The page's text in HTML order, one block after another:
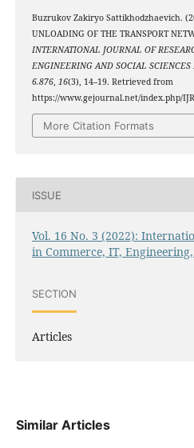
Buzrukov Zakiryo Sattikhodzhaevich.
UNLOADING OF THE TRANSPORT
INTERNATIONAL JOURNAL OF
ENGINEERING AND SOCIAL
6.876, 16(3), 14–19. Retrieved from
https://www.gejournal.net/index.php/
More Citation Formats
ISSUE
Vol. 16 No. 3 (2022):
in Commerce, IT,
SECTION
Articles
Similar Articles